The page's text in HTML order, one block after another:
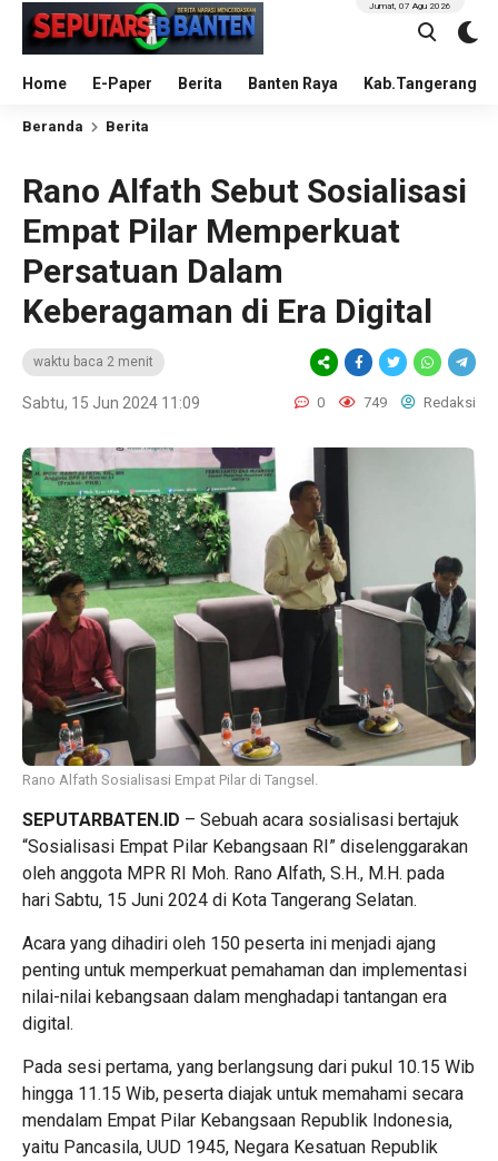
Home E-Paper Berita Banten Raya Kab.Tangerang
Jumat, 07 Agu 2026
Beranda Berita
Rano Alfath Sebut Sosialisasi
Empat Pilar Memperkuat
Persatuan Dalam
Keberagaman di Era Digital
waktu baca 2 menit
Sabtu, 15 Jun 2024 11:09 0 749 Redaksi
Rano Alfath Sosialisasi Empat Pilar di Tangsel.
SEPUTARBATEN.ID – Sebuah acara sosialisasi bertajuk
“Sosialisasi Empat Pilar Kebangsaan RI” diselenggarakan
oleh anggota MPR RI Moh. Rano Alfath, S.H., M.H. pada
hari Sabtu, 15 Juni 2024 di Kota Tangerang Selatan.
Acara yang dihadiri oleh 150 peserta ini menjadi ajang
penting untuk memperkuat pemahaman dan implementasi
nilai-nilai kebangsaan dalam menghadapi tantangan era
digital.
Pada sesi pertama, yang berlangsung dari pukul 10.15 Wib
hingga 11.15 Wib, peserta diajak untuk memahami secara
mendalam Empat Pilar Kebangsaan Republik Indonesia,
yaitu Pancasila, UUD 1945, Negara Kesatuan Republik